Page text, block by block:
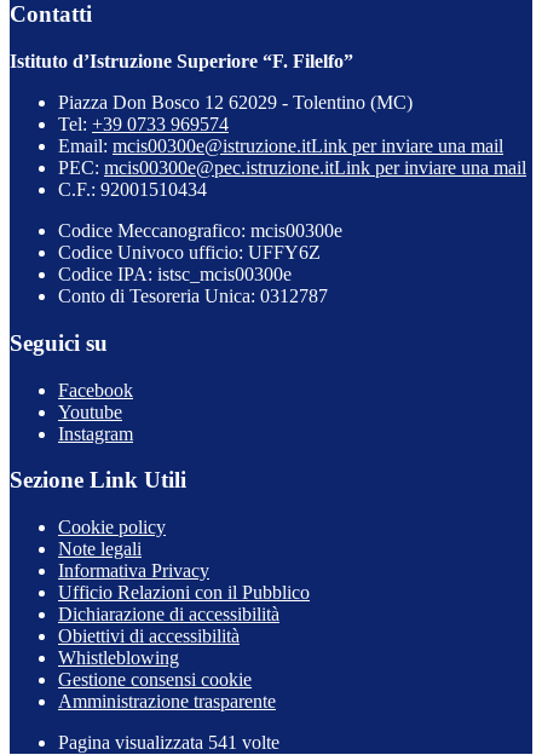
Contatti
Istituto d’Istruzione Superiore “F. Filelfo”
Piazza Don Bosco 12 62029 - Tolentino (MC)
Tel: +39 0733 969574
Email: mcis00300e@istruzione.itLink per inviare una mail
PEC: mcis00300e@pec.istruzione.itLink per inviare una mail
C.F.: 92001510434
Codice Meccanografico: mcis00300e
Codice Univoco ufficio: UFFY6Z
Codice IPA: istsc_mcis00300e
Conto di Tesoreria Unica: 0312787
Seguici su
Facebook
Youtube
Instagram
Sezione Link Utili
Cookie policy
Note legali
Informativa Privacy
Ufficio Relazioni con il Pubblico
Dichiarazione di accessibilità
Obiettivi di accessibilità
Whistleblowing
Gestione consensi cookie
Amministrazione trasparente
Pagina visualizzata 541 volte